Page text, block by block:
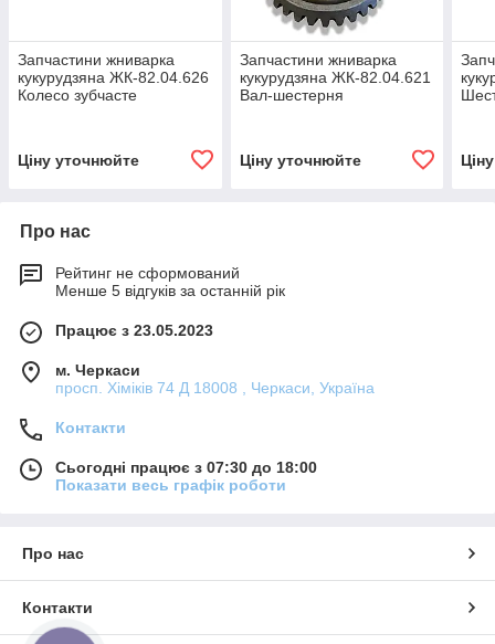
Запчастини жниварка
кукурудзяна ЖК-82.04.626
Колесо зубчасте
Ціну уточнюйте
Запчастини жниварка
кукурудзяна ЖК-82.04.621
Вал-шестерня
Ціну уточнюйте
Про нас
Рейтинг не сформований
Менше 5 відгуків за останній рік
Працює з 23.05.2023
м. Черкаси
просп. Хіміків 74 Д 18008 , Черкаси, Україна
Контакти
Сьогодні працює з 07:30 до 18:00
Показати весь графік роботи
Про нас
Контакти